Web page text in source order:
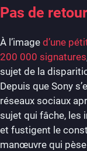
Pas de
À l’image d’une
200 000 signatures
sujet de la
Depuis que Sony
réseaux sociaux
sujet qui fâche, les
et fustigent le
manœuvre qui